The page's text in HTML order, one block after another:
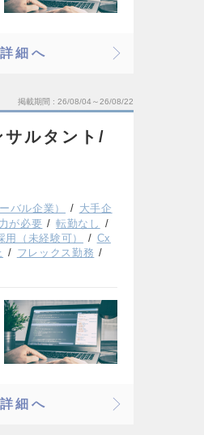
詳細へ
掲載期間 26/08/04～26/08/22
ルタント/
バル企業）
大手企
が必要
転勤なし
（未経験可）
Cx
フレックス勤務
詳細へ